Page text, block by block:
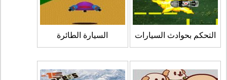
التحكم بحوادث السيارات السيارة الطائرة